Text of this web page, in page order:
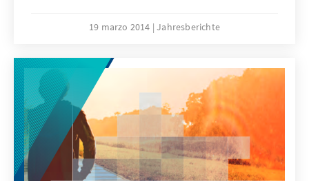
sowie zum besseren Verständnis und zur
Hierzu zählen die Digitalisierung, Demografie
und Migration. Darüber hinaus thematisieren
wir auch die langfristigen Kontinuitäten und
stellen unser Jahresmotiv „Zeitenwenden -
Die Tagesordnung der Zukunft“ vor, das
unsere Arbeit im Jahr 2014 maßgeblich lenkt.
19 marzo 2014 Jahresberichte